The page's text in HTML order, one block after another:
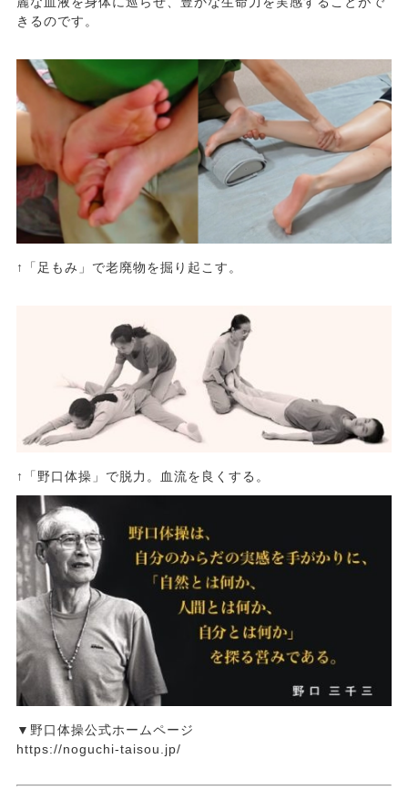
きるのです。
↑「足もみ」で老廃物を掘り起こす。
↑「野口体操」で脱力。血流を良くする。
▼野口体操公式ホームページ
https://noguchi-taisou.jp/